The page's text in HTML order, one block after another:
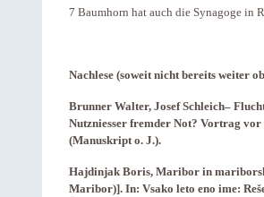
7 Baumhorn hat auch die Synagoge in
Nachlese (soweit nicht bereits weiter
Brunner Walter, Josef Schleich–
Nutzniesser fremder Not? Vortrag
(Manuskript o. J.).
Hajdinjak Boris, Maribor in
Maribor)]. In: Vsako leto eno ime: